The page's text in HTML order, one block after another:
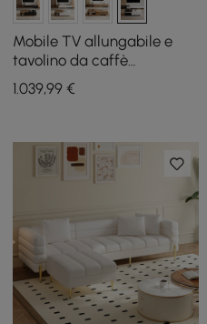
Mobile TV allungabile e
tavolino da caffè
minimalista Quoint
1.039,99 €